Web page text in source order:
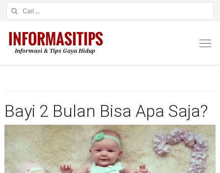
Cari untuk:
Bayi 2 Bulan Bisa Apa Saja?